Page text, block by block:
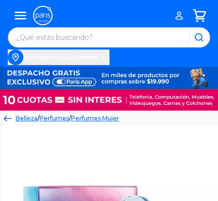
Belleza/Perfumes/Perfumes Mujer